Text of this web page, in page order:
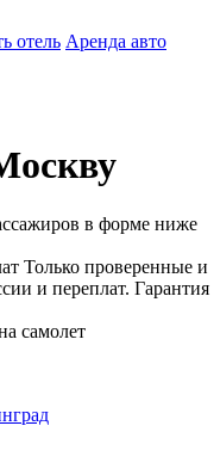
отель Аренда авто
в форме ниже
Только проверенные и
и переплат. Гарантия
самолет